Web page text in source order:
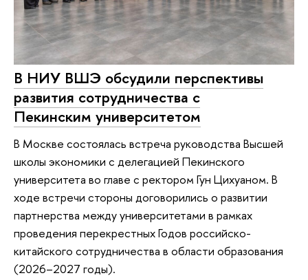
В НИУ ВШЭ обсудили перспективы
развития сотрудничества с
Пекинским университетом
В Москве состоялась встреча руководства Высшей
школы экономики с делегацией Пекинского
университета во главе с ректором Гун Цихуаном. В
ходе встречи стороны договорились о развитии
партнерства между университетами в рамках
проведения перекрестных Годов российско-
китайского сотрудничества в области образования
(2026–2027 годы).